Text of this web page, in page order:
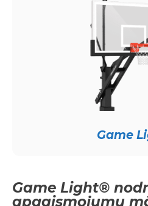
Game
Game Light®
apgaismojumu